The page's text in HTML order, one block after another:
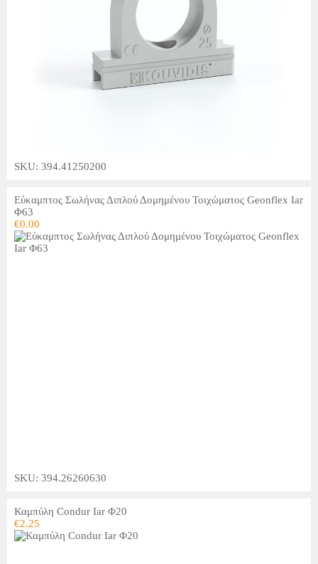
SKU: 394.41250200
Εύκαμπτος Σωλήνας Διπλού Δομημένου Τοιχώματος Geonflex Iar
Φ63
€0.00
SKU: 394.26260630
Καμπύλη Condur Iar Φ20
€2.25